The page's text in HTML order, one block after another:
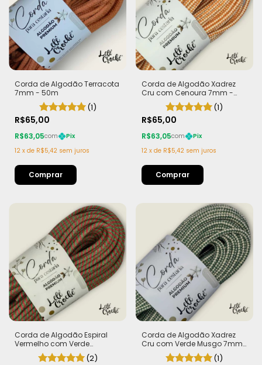
Corda de Algodão Terracota
7mm - 50m
(1)
R$65,00
R$63,05com
Pix
12 x de R$5,42 sem juros
Corda de Algodão Xadrez
Cru com Cenoura 7mm -
(1)
R$65,00
R$63,05com
Pix
12 x de R$5,42 sem juros
Corda de Algodão Espiral
Vermelho com Verde
Bandeira 7mm - 50m
(2)
Corda de Algodão Xadrez
Cru com Verde Musgo 7mm
(1)